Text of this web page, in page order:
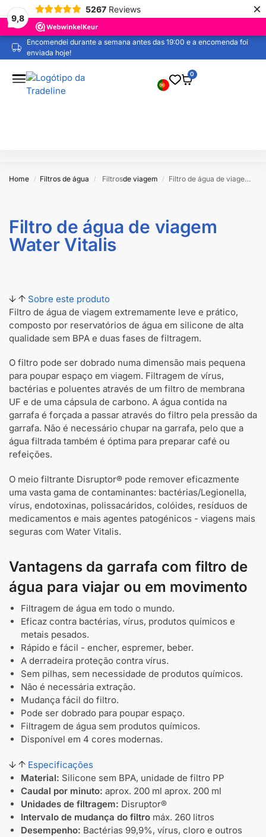
9,8
5267 Reviews ×
Encomendei durante a semana antes das 19:00 e a encomenda foi
enviada hoje!
0
Home / Filtros de água / Filtrosde viagem / Filtro de água de viagem Water Vitalis
Filtro de água de viagem
Water Vitalis
Sobre este produto
Filtro de água de viagem extremamente leve e prático,
composto por reservatórios de água em silicone de alta
qualidade sem BPA e duas fases de filtragem.
O filtro pode ser dobrado numa dimensão mais pequena
para poupar espaço em viagem. Filtragem de vírus,
bactérias e poluentes através de um filtro de membrana
UF e de uma cápsula de carbono. A água contida na
garrafa é forçada a passar através do filtro pela pressão da
garrafa. Não é necessário chupar na garrafa, pelo que a
água filtrada também é óptima para preparar café ou
refeições.
O meio filtrante Disruptor® pode remover eficazmente
uma vasta gama de contaminantes: bactérias/Legionella,
vírus, endotoxinas, polissacáridos, colóides, resíduos de
medicamentos e mais agentes patogénicos - viagens mais
seguras com Water Vitalis.
Vantagens da garrafa com filtro de
água para viajar ou em movimento
Filtragem de água em todo o mundo.
Eficaz contra bactérias, vírus, produtos químicos e
metais pesados.
Rápido e fácil - encher, espremer, beber.
A derradeira proteção contra vírus.
Sem pilhas, sem necessidade de produtos químicos.
Não é necessária extração.
Mudança fácil do filtro.
Pode ser dobrado para poupar espaço.
Filtragem de água sem produtos químicos.
Disponível em 4 cores modernas.
Especificações
Material: Silicone sem BPA, unidade de filtro PP
Caudal por minuto: aprox. 200 ml aprox. 200 ml
Unidades de filtragem: Disruptor®
Intervalo de mudança do filtro máx. 260 litros
Desempenho: Bactérias 99,9%, vírus, cloro e outros